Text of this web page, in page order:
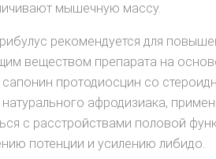
мышечную массу.
рекомендуется для
веществом препарата на
сапонин протодиосцин со
афродизиака,
с расстройствами половой
потенции и усилению либидо.